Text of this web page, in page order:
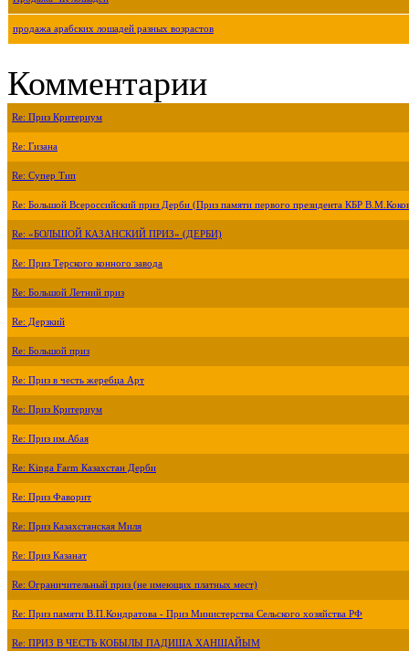
продажа арабских лошадей разных возрастов
Комментарии
Re: Приз Критериум
Re: Гизана
Re: Супер Тип
Re: Большой Всероссийский приз Дерби (Приз памяти первого президента КБР
Re: «БОЛЬШОЙ КАЗАНСКИЙ ПРИЗ» (ДЕРБИ)
Re: Приз Терского конного завода
Re: Большой Летний приз
Re: Дерзкий
Re: Большой приз
Re: Приз в честь жеребца Арт
Re: Приз Критериум
Re: Приз им.Абая
Re: Kinga Farm Казахстан Дерби
Re: Приз Фаворит
Re: Приз Казахстанская Миля
Re: Приз Казанат
Re: Ограничительный приз (не имеющих платных мест)
Re: Приз памяти В.П.Кондратова - Приз Министерства Сельского хозяйства РФ
Re: ПРИЗ В ЧЕСТЬ КОБЫЛЫ ПАДИША ХАНШАЙЫМ